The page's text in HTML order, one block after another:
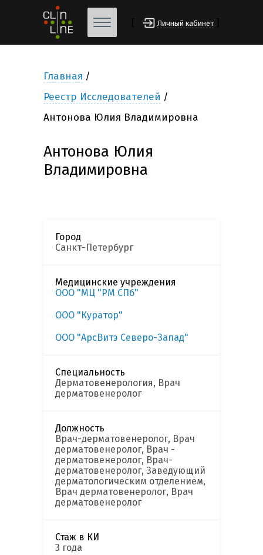
Личный кабинет
Главная
Реестр Исследователей
Антонова Юлия Владимировна
Антонова Юлия
Владимировна
Город
Санкт-Петербург
Медицинские учреждения
ООО "МЦ "РМ СПб"
ООО "Куратор"
ООО "АрсВитэ Северо-Запад"
Специальность
Дерматовенерология, Врач
дерматовенеролог
Должность
Врач-дерматовенеролог, Врач
дерматовенеролог, Врач -
дерматовенеролог, Врач-
дерматовенеролог, Заведующий
дерматологическим отделением,
Врач дерматовенеролог, Врач
дерматовенеролог
Стаж в КИ
3 года